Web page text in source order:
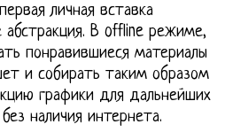
личная вставка
абстракция. В offline режиме,
понравившиеся материалы
и собирать таким образом
графики для дальнейших
наличия интернета.